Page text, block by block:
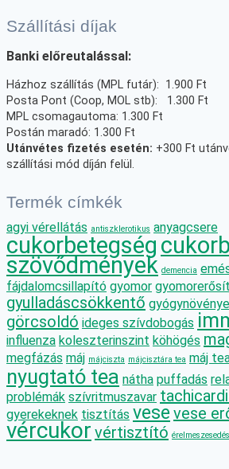
Szállítási díjak
Banki előreutalással:
Házhoz szállítás (MPL futár): 1.900 Ft
Posta Pont (Coop, MOL stb): 1.300 Ft
MPL csomagautoma: 1.300 Ft
Postán maradó: 1.300 Ft
Utánvétes fizetés esetén: +300 Ft
szállítási mód díján felül.
Termék címkék
agyi vérellátás antiszklerotikus anyagcsere
cukorbetegség
szövődmények demencia
fájdalomcsillapító gyomor
gyulladáscsökkentő
görcsoldó ideges szívdobogás
influenza koleszterinszint köhögés
megfázás máj májciszta májcisztára tea máj
nyugtató tea nátha puffadás
problémák szívritmuszavar
gyerekeknek tisztítás vese vese
vércukor vértisztító érelmeszesedés